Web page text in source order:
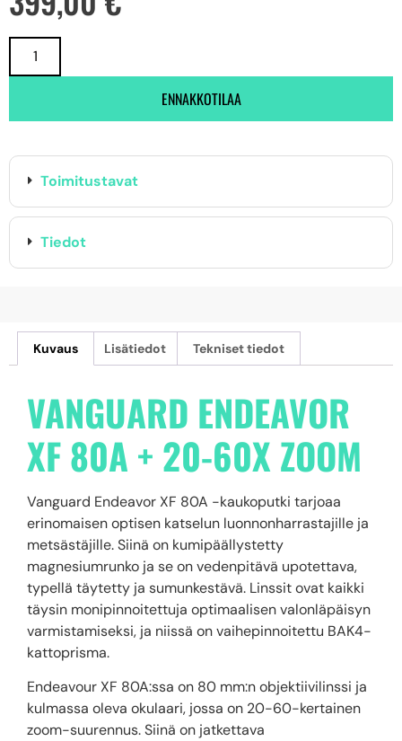
ENNAKKOTILAA
Toimitustavat
Tiedot
Kuvaus Lisätiedot Tekniset tiedot
VANGUARD ENDEAVOR
XF 80A + 20-60X ZOOM
Vanguard Endeavor XF 80A -kaukoputki tarjoaa
erinomaisen optisen katselun luonnonharrastajille ja
metsästäjille. Siinä on kumipäällystetty
magnesiumrunko ja se on vedenpitävä upotettava,
typellä täytetty ja sumunkestävä. Linssit ovat kaikki
täysin monipinnoitettuja optimaalisen valonläpäisyn
varmistamiseksi, ja niissä on vaihepinnoitettu BAK4-
kattoprisma.
Endeavour XF 80A:ssa on 80 mm:n objektiivilinssi ja
kulmassa oleva okulaari, jossa on 20-60-kertainen
zoom-suurennus. Siinä on jatkettava